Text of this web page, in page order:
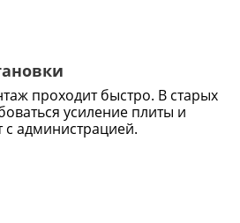
проходит быстро. В старых
усиление плиты и
с администрацией.